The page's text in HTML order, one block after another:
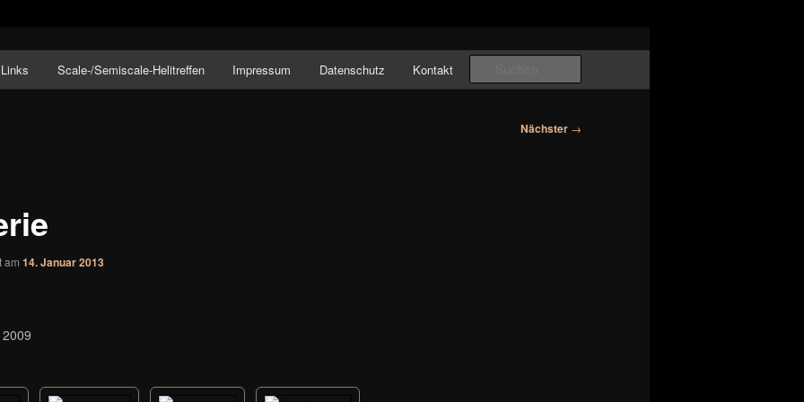
Links Scale-/Semiscale-Helitreffen Impressum Datenschutz Kontakt
Nächster →
am 14. Januar 2013